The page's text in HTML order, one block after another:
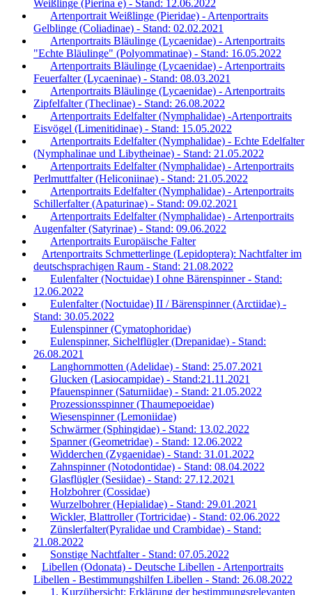
Weißlinge (Pierina e) - Stand: 12.06.2022
Artenportrait Weißlinge (Pieridae) - Artenportraits
Gelblinge (Coliadinae) - Stand: 02.02.2021
Artenportraits Bläulinge (Lycaenidae) - Artenportraits
"Echte Bläulinge" (Polyommatinae) - Stand: 16.05.2022
Artenportraits Bläulinge (Lycaenidae) - Artenportraits
Feuerfalter (Lycaeninae) - Stand: 08.03.2021
Artenportraits Bläulinge (Lycaenidae) - Artenportraits
Zipfelfalter (Theclinae) - Stand: 26.08.2022
Artenportraits Edelfalter (Nymphalidae) -Artenportraits
Eisvögel (Limenitidinae) - Stand: 15.05.2022
Artenportraits Edelfalter (Nymphalidae) - Echte Edelfalter
(Nymphalinae und Libytheinae) - Stand: 21.05.2022
Artenportraits Edelfalter (Nymphalidae) - Artenportraits
Perlmuttfalter (Heliconiinae) - Stand: 21.05.2022
Artenportraits Edelfalter (Nymphalidae) - Artenportraits
Schillerfalter (Apaturinae) - Stand: 09.02.2021
Artenportraits Edelfalter (Nymphalidae) - Artenportraits
Augenfalter (Satyrinae) - Stand: 09.06.2022
Artenportraits Europäische Falter
Artenportraits Schmetterlinge (Lepidoptera): Nachtfalter im
deutschsprachigen Raum - Stand: 21.08.2022
Eulenfalter (Noctuidae) I ohne Bärenspinner - Stand:
12.06.2022
Eulenfalter (Noctuidae) II / Bärenspinner (Arctiidae) -
Stand: 30.05.2022
Eulenspinner (Cymatophoridae)
Eulenspinner, Sichelflügler (Drepanidae) - Stand:
26.08.2021
Langhornmotten (Adelidae) - Stand: 25.07.2021
Glucken (Lasiocampidae) - Stand:21.11.2021
Pfauenspinner (Saturniidae) - Stand: 21.05.2022
Prozessionsspinner (Thaumepoeidae)
Wiesenspinner (Lemoniidae)
Schwärmer (Sphingidae) - Stand: 13.02.2022
Spanner (Geometridae) - Stand: 12.06.2022
Widderchen (Zygaenidae) - Stand: 31.01.2022
Zahnspinner (Notodontidae) - Stand: 08.04.2022
Glasflügler (Sesiidae) - Stand: 27.12.2021
Holzbohrer (Cossidae)
Wurzelbohrer (Hepialidae) - Stand: 29.01.2021
Wickler, Blattroller (Tortricidae) - Stand: 02.06.2022
Zünslerfalter(Pyralidae und Crambidae) - Stand:
21.08.2022
Sonstige Nachtfalter - Stand: 07.05.2022
Libellen (Odonata) - Deutsche Libellen - Artenportraits
Libellen - Bestimmungshilfen Libellen - Stand: 26.08.2022
1. Kurzübersicht: Erklärung der bestimmungsrelevanten